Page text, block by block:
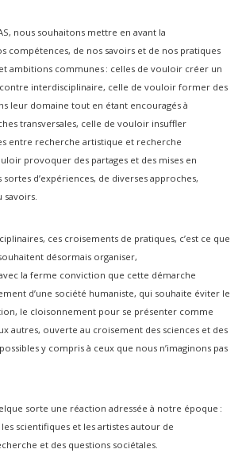
nous souhaitons mettre en avant la
compétences, de nos savoirs et de nos pratiques
ambitions communes : celles de vouloir créer un
interdisciplinaire, celle de vouloir former des
leur domaine tout en étant encouragés à
transversales, celle de vouloir insuffler
entre recherche artistique et recherche
provoquer des partages et des mises en
d’expériences, de diverses approches,
savoirs.
ces croisements de pratiques, c’est ce que
désormais organiser,
la ferme conviction que cette démarche
d’une société humaniste, qui souhaite éviter le
le cloisonnement pour se présenter comme
autres, ouverte au croisement des sciences et des
y compris à ceux que nous n’imaginons pas
sorte une réaction adressée à notre époque :
scientifiques et les artistes autour de
et des questions sociétales.